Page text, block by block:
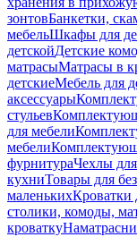
зонтовБанкетки,
мебельШкафы для
детскойДетские
матрасыМатрасы в
детскиеМебель для
аксессуары
стульев
для мебели
мебели
фурнитураЧехлы
кухниТовары для
маленькихКроватки
столики, комоды,
кроватку